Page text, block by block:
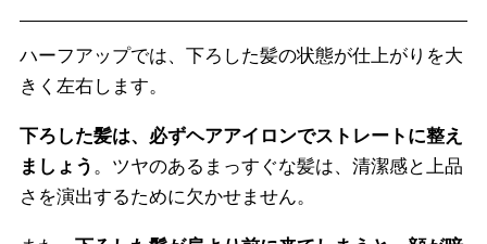
ハーフアップでは、下ろした髪の状態が仕上がりを大
きく左右します。
下ろした髪は、必ずヘアアイロンでストレートに整え
ましょう 。ツヤのあるまっすぐな髪は、清潔感と上品
さを演出するために欠かせません。